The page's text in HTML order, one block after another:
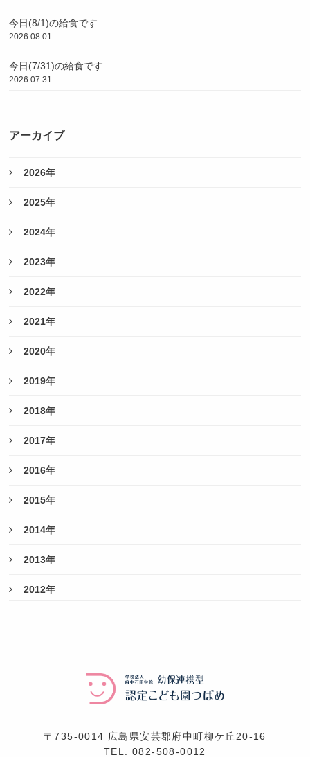
今日(8/1)の給食です
2026.08.01
今日(7/31)の給食です
2026.07.31
アーカイブ
2026年
2025年
2024年
2023年
2022年
2021年
2020年
2019年
2018年
2017年
2016年
2015年
2014年
2013年
2012年
〒735-0014 広島県安芸郡府中町柳ケ丘20-16
TEL.082-508-0012